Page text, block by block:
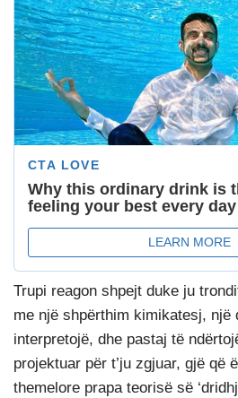
Trupi reagon shpejt duke ju
me një shpërthim kimikatesj, një
interpretojë, dhe pastaj të
projektuar për t’ju zgjuar, gjë që
themelore prapa teorisë së